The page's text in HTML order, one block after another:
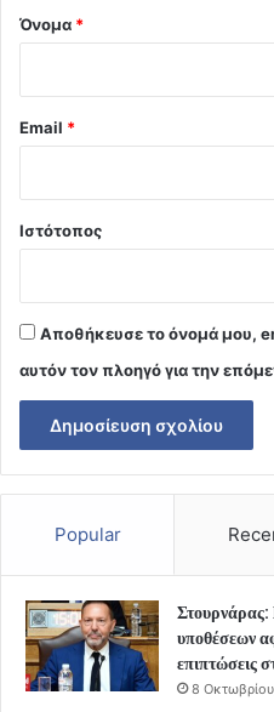
Όνομα *
Email *
Ιστότοπος
Αποθήκευσε το όνομά μου,
αυτόν τον πλοηγό για την
Popular
υποθέσεων
επιπτώσεις
8